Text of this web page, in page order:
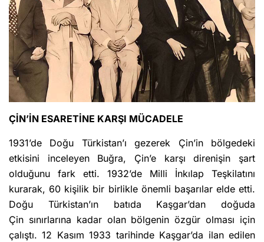
ÇİN’İN ESARETİNE KARŞI MÜCADELE
1931’de Doğu Türkistan’ı gezerek Çin’in bölgedeki
etkisini inceleyen Buğra, Çin’e karşı direnişin şart
olduğunu fark etti. 1932’de Milli İnkılap Teşkilatını
kurarak, 60 kişilik bir birlikle önemli başarılar elde etti.
Doğu Türkistan’ın batıda Kaşgar’dan doğuda
Çin sınırlarına kadar olan bölgenin özgür olması için
çalıştı. 12 Kasım 1933 tarihinde Kaşgar’da ilan edilen